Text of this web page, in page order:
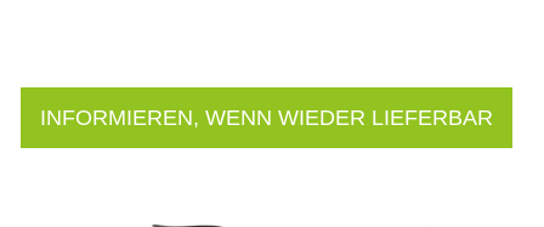
INFORMIEREN, WENN WIEDER LIEFERBAR